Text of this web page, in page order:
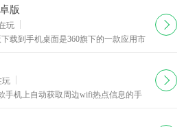
能”、“数据库IO”、“SD卡读、写速
通过合理的项目性能测试对手机的硬件性
版
玩
载到手机桌面是360旗下的一款应用市
友来说，这款360手机助手还是很实用的
下载
玩
手机上自动获取周边wifi热点信息的手
络，在软件的云端数据库中存储了数万
下载